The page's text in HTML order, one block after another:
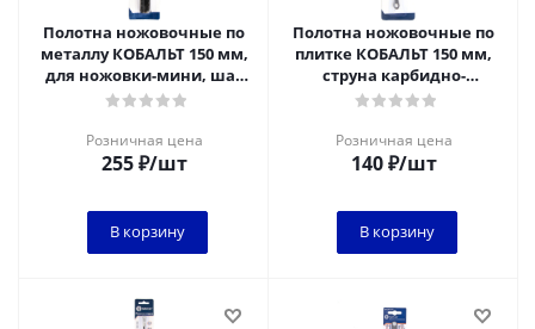
Полотна ножовочные по
металлу КОБАЛЬТ 150 мм,
для ножовки-мини, шаг
1.0 мм/24TPI, HCS (10 шт)
Розничная цена
255₽/шт
В корзину
Полотна ножовочные по
плитке КОБАЛЬТ 150 мм,
струна карбидно-
вольфрамовая, зерно 60 (1
Розничная цена
140₽/шт
В корзину